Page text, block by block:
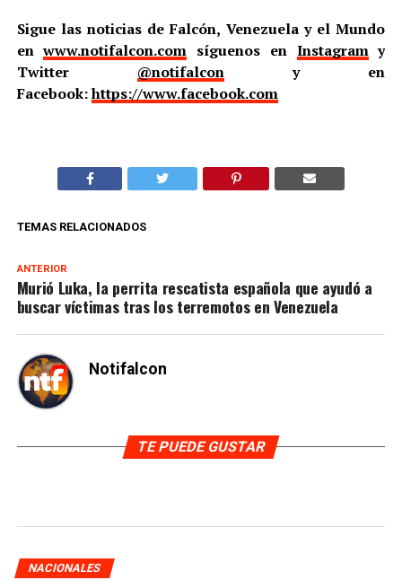
Sigue las noticias de Falcón, Venezuela y el Mundo
enwww.notifalcon.com síguenos en Instagramy
Twitter @notifalcony en
Facebook:https://www.facebook.com
TEMAS RELACIONADOS
ANTERIOR
Murió Luka, la perrita rescatista española que ayudó a
buscar víctimas tras los terremotos en Venezuela
Notifalcon
TE PUEDE GUSTAR
NACIONALES